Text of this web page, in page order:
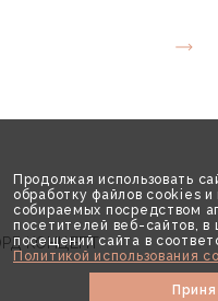
Продолжая использовать
обработку файлов cookies и
собираемых посредством
посетителей веб-сайтов, в
посещений сайта в
Политикой использования
КОНЦЕПТ